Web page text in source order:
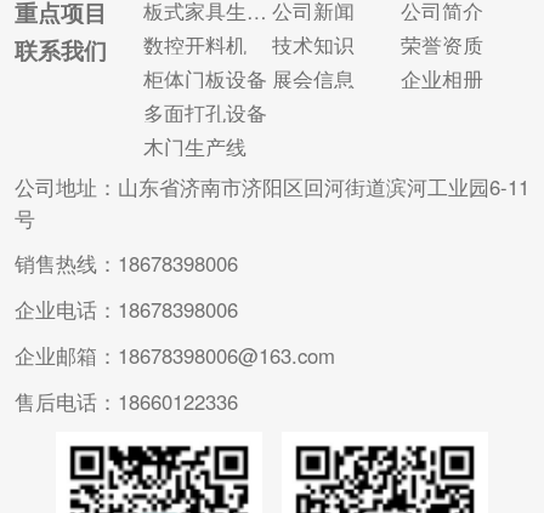
锁孔合页机。 通过式
锁孔合页加工中心，
可实现7轴联动，能够
精度和稳定性、优良
的质量和公差。 1、
开料机采用模块化设
重点项目
联系我们
板式家具生产线
数控开料机
柜体门板设备
多面打孔设备
木门生产线
公司新闻
技术知识
展会信息
公司简介
荣誉资质
企业相册
公司地址：山东省济南市济阳区回河街道滨河工业园6-11
号
销售热线：18678398006
企业电话：18678398006
企业邮箱：18678398006@163.com
售后电话：18660122336